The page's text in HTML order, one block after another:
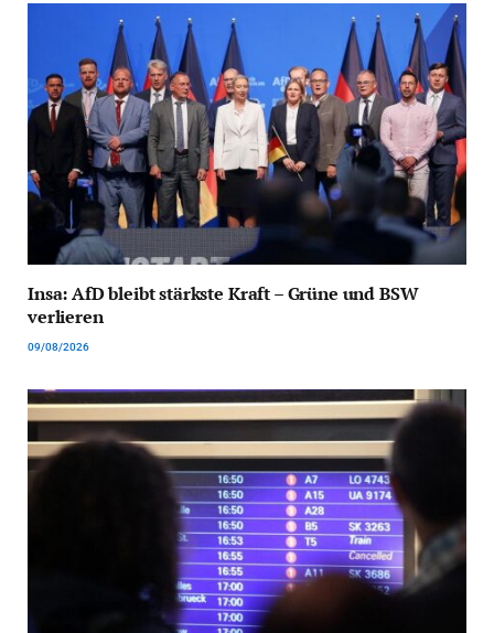
Insa: AfD bleibt stärkste Kraft – Grüne und BSW
verlieren
09/08/2026